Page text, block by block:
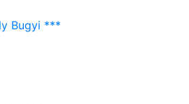
Bugyi ***